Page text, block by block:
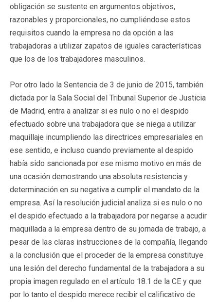
obligación se sustente en argumentos objetivos,
razonables y proporcionales, no cumpliéndose estos
requisitos cuando la empresa no da opción a las
trabajadoras a utilizar zapatos de iguales características
que los de los trabajadores masculinos.
Por otro lado la Sentencia de 3 de junio de 2015, también
dictada por la Sala Social del Tribunal Superior de Justicia
de Madrid, entra a analizar si es nulo o no el despido
efectuado sobre una trabajadora que se niega a utilizar
maquillaje incumpliendo las directrices empresariales en
ese sentido, e incluso cuando previamente al despido
había sido sancionada por ese mismo motivo en más de
una ocasión demostrando una absoluta resistencia y
determinación en su negativa a cumplir el mandato de la
empresa. Así la resolución judicial analiza si es nulo o no
el despido efectuado a la trabajadora por negarse a acudir
maquillada a la empresa dentro de su jornada de trabajo, a
pesar de las claras instrucciones de la compañía, llegando
a la conclusión que el proceder de la empresa constituye
una lesión del derecho fundamental de la trabajadora a su
propia imagen regulado en el artículo 18.1 de la CE y que
por lo tanto el despido merece recibir el calificativo de